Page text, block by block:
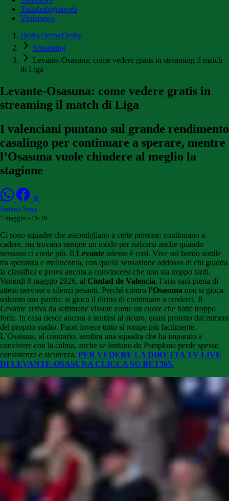
Tuttobolognaweb
Violanews
DerbyDerbyDerby
Streaming
Levante-Osasuna: come vedere gratis in streaming il match
di Liga
Levante-Osasuna: come vedere gratis in
streaming il match di Liga
I valenciani puntano sul grande rendimento
casalingo per continuare a sperare, mentre
l’Osasuna vuole chiudere al meglio la
stagione
Stefano Sorce
7 maggio - 15:26
Ci sono squadre che assomigliano a certe persone: continuano a
cadere, ma trovano sempre un modo per rialzarsi anche quando
nessuno ci crede più. Il Levante adesso è così. Vive sul bordo sottile
tra speranza e malinconia, con quella sensazione addosso di chi guarda
la classifica e prova ancora a convincersi che non sia troppo tardi.
Venerdì 8 maggio 2026, al Ciudad de Valencia, l’aria sarà piena di
attese nervose e silenzi pesanti. Perché contro l’Osasuna non si gioca
soltanto una partita: si gioca il diritto di continuare a crederci. Il
Levante arriva da settimane vissute come un cuore che batte troppo
forte. In casa riesce ancora a sentirsi al sicuro, quasi protetto dal rumore
del proprio stadio. Fuori invece tutto si rompe più facilmente.
L’Osasuna, al contrario, sembra una squadra che ha imparato a
convivere con la calma, anche se lontano da Pamplona perde spesso
consistenza e sicurezza. PER VEDERE LA DIRETTA TV LIVE
DI LEVANTE-OSASUNA CLICCA SU BET365.